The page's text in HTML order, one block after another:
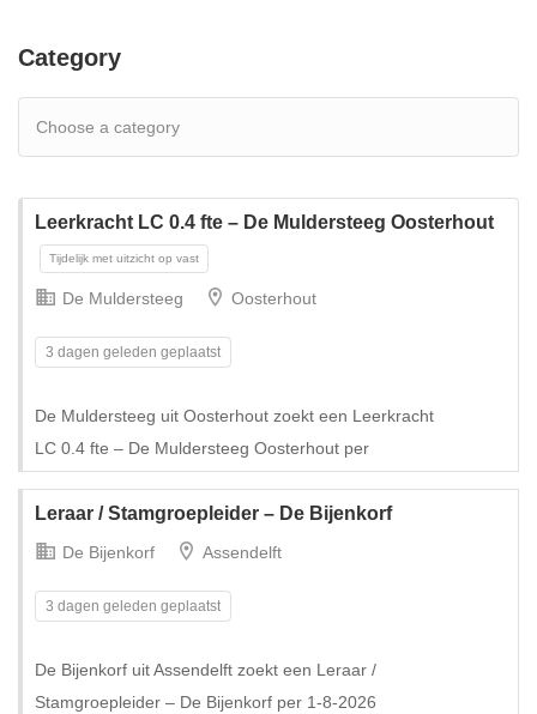
Category
Leerkracht LC 0.4 fte – De Muldersteeg Oosterhout
De Muldersteeg Oosterhout
3 dagen geleden geplaatst
De Muldersteeg uit Oosterhout zoekt een Leerkracht
LC 0.4 fte – De Muldersteeg Oosterhout per
Leraar / Stamgroepleider – De Bijenkorf
De Bijenkorf Assendelft
3 dagen geleden geplaatst
De Bijenkorf uit Assendelft zoekt een Leraar /
Stamgroepleider – De Bijenkorf per 1-8-2026